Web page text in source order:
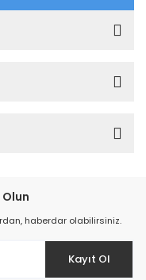
haberdar olabilirsiniz.
Kayıt Ol